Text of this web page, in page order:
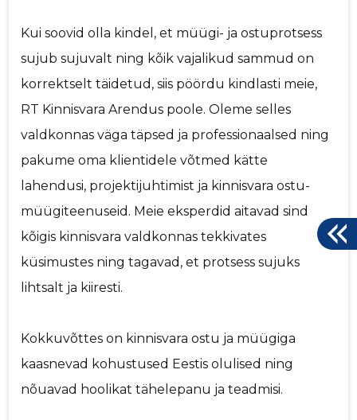
Kui soovid olla kindel, et müügi- ja ostuprotsess
sujub sujuvalt ning kõik vajalikud sammud on
korrektselt täidetud, siis pöördu kindlasti meie,
RT Kinnisvara Arendus poole. Oleme selles
valdkonnas väga täpsed ja professionaalsed ning
pakume oma klientidele võtmed kätte
lahendusi, projektijuhtimist ja kinnisvara ostu-
müügiteenuseid. Meie eksperdid aitavad sind
kõigis kinnisvara valdkonnas tekkivates
küsimustes ning tagavad, et protsess sujuks
lihtsalt ja kiiresti.
Kokkuvõttes on kinnisvara ostu ja müügiga
kaasnevad kohustused Eestis olulised ning
nõuavad hoolikat tähelepanu ja teadmisi.